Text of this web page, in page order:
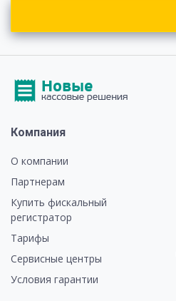
Компания
О компании
Партнерам
Купить фискальный
регистратор
Тарифы
Cервисные центры
Условия гарантии